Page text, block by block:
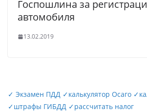
Госпошлина за
автомобиля
13.02.2019
✓ Экзамен ПДД ✓калькулятор Осаго ✓
✓штрафы ГИБДД ✓рассчитать налог